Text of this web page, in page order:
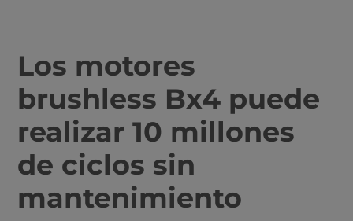
Los motores
brushless Bx4 puede
realizar 10 millones
de ciclos sin
mantenimiento